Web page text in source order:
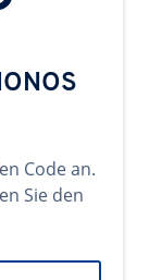
Code an.
Sie den